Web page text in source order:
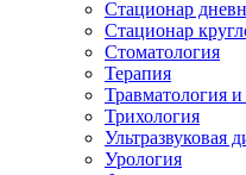
Стационар
Стационар
Стоматология
Терапия
Травматология
Трихология
Ультразвуковая
Урология